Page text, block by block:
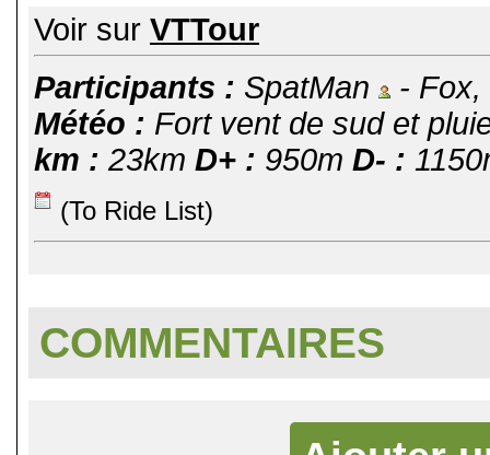
Voir sur VTTour
Participants : SpatMan
- Fox,
Météo : Fort vent de sud et
km : 23km D+ : 950m D- :
(To Ride List)
COMMENTAIRES